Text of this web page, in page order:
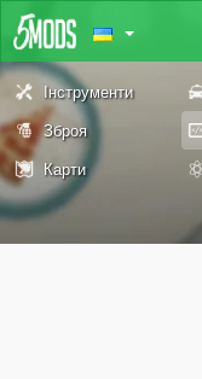
Інструменти
Зброя
Карти